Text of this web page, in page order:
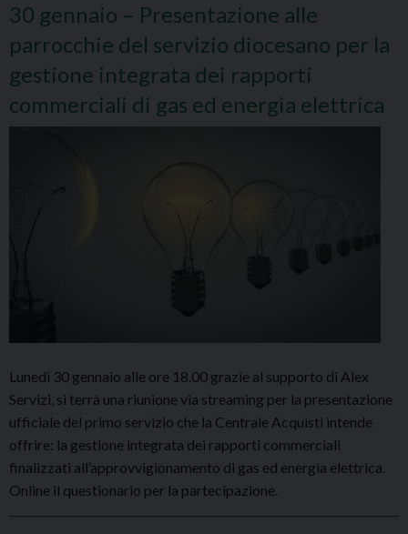
30 gennaio – Presentazione alle
parrocchie del servizio diocesano per la
gestione integrata dei rapporti
commerciali di gas ed energia elettrica
Lunedì 30 gennaio alle ore 18.00 grazie al supporto di Alex
Servizi, si terrà una riunione via streaming per la presentazione
ufficiale del primo servizio che la Centrale Acquisti intende
offrire: la gestione integrata dei rapporti commerciali
finalizzati all’approvvigionamento di gas ed energia elettrica.
Online il questionario per la partecipazione.